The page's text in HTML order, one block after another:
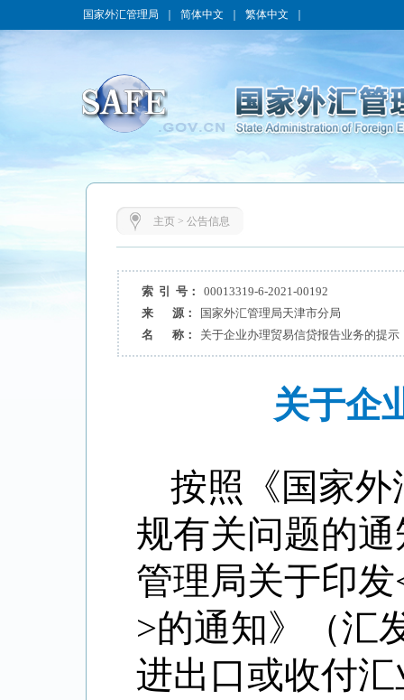
国家外汇管理局 简体中文 繁体中文
主页> 公告信息
索 引 号：
00013319-6-2021-00192
来 源：
国家外汇管理局天津市分局
名 称：
关于企业办理贸易信贷报告业务的提示
关于企
按照《国家
规有关问题的
管理局关于印发
>的通知》（汇
进出口或收付